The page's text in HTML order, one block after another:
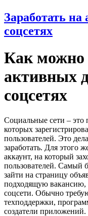
Заработать
соцсетях
Как можно
активных
соцсетях
Социальные сети – это
которых
пользователей. Это
заработать. Для этого
аккаунт, на который
пользователей. Самый
зайти на страницу
подходящую вакансию,
соцсети. Обычно
техподдержки,
создатели приложений.